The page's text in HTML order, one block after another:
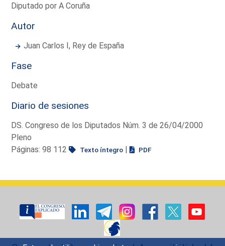
Diputado por A Coruña
Autor
Juan Carlos I, Rey de España
Fase
Debate
Diario de sesiones
DS. Congreso de los Diputados Núm. 3 de 26/04/2000
Pleno
Páginas: 98 112
Texto íntegro | PDF